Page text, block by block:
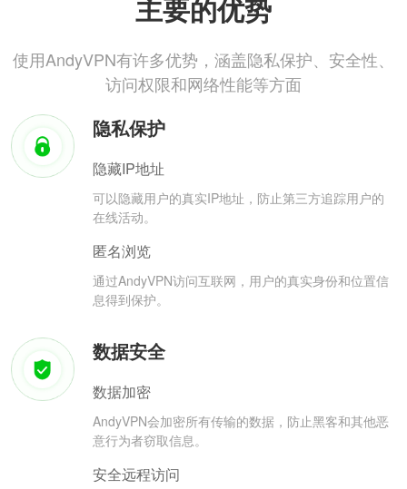
主要的优势
使用AndyVPN有许多优势，涵盖隐私保护、安全性、
访问权限和网络性能等方面
隐私保护
隐藏IP地址
可以隐藏用户的真实IP地址，防止第三方追踪用户的
在线活动。
匿名浏览
通过AndyVPN访问互联网，用户的真实身份和位置信
息得到保护。
数据安全
数据加密
AndyVPN会加密所有传输的数据，防止黑客和其他恶
意行为者窃取信息。
安全远程访问